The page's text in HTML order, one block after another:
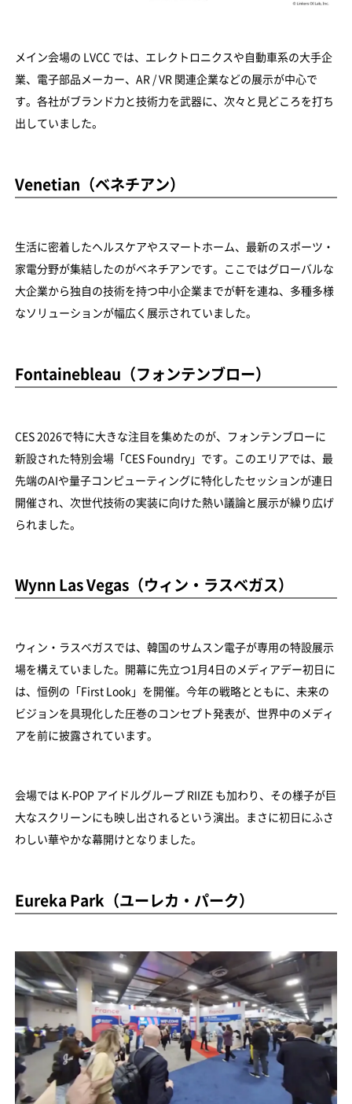
メイン会場の LVCC では、エレクトロニクスや自動車系の大手企
業、電子部品メーカー、AR / VR 関連企業などの展示が中心で
す。各社がブランド力と技術力を武器に、次々と見どころを打ち
出していました。
Venetian（ベネチアン）
生活に密着したヘルスケアやスマートホーム、最新のスポーツ・
家電分野が集結したのがベネチアンです。ここではグローバルな
大企業から独自の技術を持つ中小企業までが軒を連ね、多種多様
なソリューションが幅広く展示されていました。
Fontainebleau（フォンテンブロー）
CES 2026で特に大きな注目を集めたのが、フォンテンブローに
新設された特別会場「CES Foundry」です。このエリアでは、最
先端のAIや量子コンピューティングに特化したセッションが連日
開催され、次世代技術の実装に向けた熱い議論と展示が繰り広げ
られました。
Wynn Las Vegas（ウィン・ラスベガス）
ウィン・ラスベガスでは、韓国のサムスン電子が専用の特設展示
場を構えていました。開幕に先立つ1月4日のメディアデー初日に
は、恒例の「First Look」を開催。今年の戦略とともに、未来の
ビジョンを具現化した圧巻のコンセプト発表が、世界中のメディ
アを前に披露されています。
会場では K-POP アイドルグループ RIIZE も加わり、その様子が巨
大なスクリーンにも映し出されるという演出。まさに初日にふさ
わしい華やかな幕開けとなりました。
Eureka Park（ユーレカ・パーク）